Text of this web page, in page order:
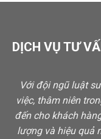
DỊCH VỤ TƯ
Với đội ngũ luật
việc, thâm niên
đến cho khách
lượng và hiệu quả